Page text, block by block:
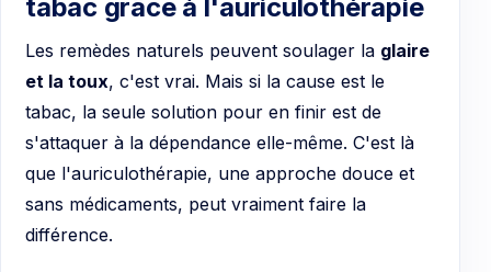
tabac grâce à l'auriculothérapie
Les remèdes naturels peuvent soulager la glaire
et la toux, c'est vrai. Mais si la cause est le
tabac, la seule solution pour en finir est de
s'attaquer à la dépendance elle-même. C'est là
que l'auriculothérapie, une approche douce et
sans médicaments, peut vraiment faire la
différence.